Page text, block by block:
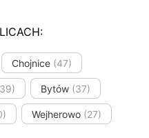
Chojnice (47)
Bytów (37)
Wejherowo (27)